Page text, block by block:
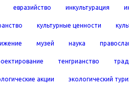
евразийство инкультурация
культурные ценности
музей наука
тенгрианство
акции экологический